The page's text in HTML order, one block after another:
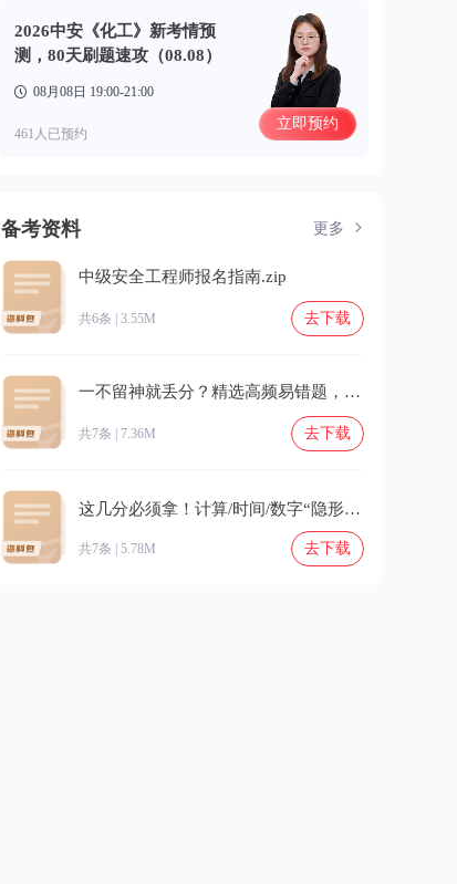
2026中安《化工》新考情预
测，80天刷题速攻（08.08）
08月08日 19:00-21:00
461人已预约
立即预约
备考资料 更多
中级安全工程师报名指南.zip
共6条 | 3.55M 去下载
一不留神就丢分？精选高频易错题，避坑别错过！.zip
共7条 | 7.36M 去下载
这几分必须拿！计算/时间/数字“隐形坑”专项填平⚠️.zip
共7条 | 5.78M 去下载